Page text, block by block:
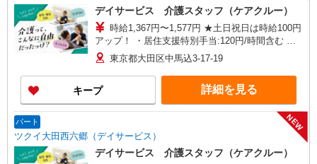
デイサービス 介護スタッフ（ケアクルー）
時給1,367円〜1,577円 ★土日祝日は時給100円
アップ！ ・居住支援特別手当:120円/時間含む ※
給与幅は資格・経験等による
東京都大田区中馬込3-17-19
キープ 詳細を見る
パート
ツクイ大田西六郷（デイサービス）
NEW
デイサービス 介護スタッフ（ケアクルー）